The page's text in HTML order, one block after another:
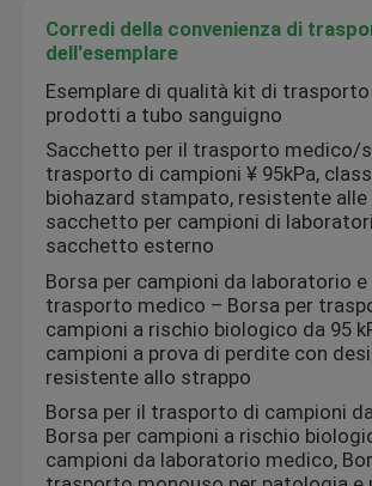
Corredi della convenienza di
dell'esemplare
Esemplare di qualità kit di trasporto
prodotti a tubo sanguigno
Sacchetto per il trasporto medico/
trasporto di campioni ¥ 95kPa,
biohazard stampato, resistente alle
sacchetto per campioni di
sacchetto esterno
Borsa per campioni da laboratorio e
trasporto medico – Borsa per
campioni a rischio biologico da 95
campioni a prova di perdite con
resistente allo strappo
Borsa per il trasporto di campioni
Borsa per campioni a rischio
campioni da laboratorio medico,